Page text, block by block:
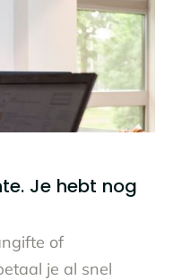
Je hebt nog
of
je al snel